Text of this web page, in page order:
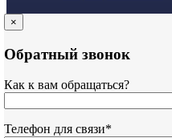
×
Обратный звонок
Как к вам обращаться?
Телефон для связи*